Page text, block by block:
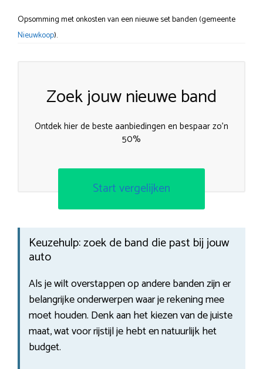
Opsomming met onkosten van een nieuwe set banden (gemeente
Nieuwkoop).
Zoek jouw nieuwe band
Ontdek hier de beste aanbiedingen en bespaar zo’n
50%
Start vergelijken
Keuzehulp: zoek de band die past bij jouw
auto
Als je wilt overstappen op andere banden zijn er
belangrijke onderwerpen waar je rekening mee
moet houden. Denk aan het kiezen van de juiste
maat, wat voor rijstijl je hebt en natuurlijk het
budget.